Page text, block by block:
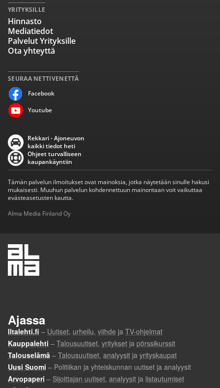
SEURAA NETTIVENETTÄ
Facebook
Youtube
YRITYKSILLE
Hinnasto
Mediatiedot
Palvelut Yrityksille
Ota yhteyttä
Rekkari - Ajoneuvon
kaikki tiedot heti
Ohjeet turvalliseen
kaupankäyntiin
Tämän palvelun ilmoitukset ovat mainoksia, jotka näytetään sinulle hakusi
mukaisesti. Muuhun palvelun kohdennettuun mainontaan voit vaikuttaa
evästeasetusten kautta.
Alma Media Finland Oy